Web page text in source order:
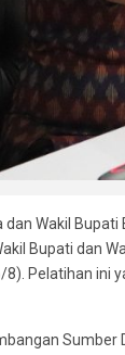
dan Wakil
Bupati dan
8). Pelatihan ini